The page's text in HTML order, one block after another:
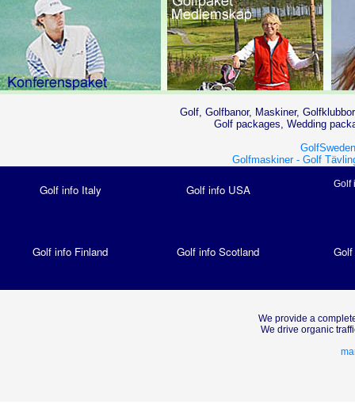
Golf, Golfbanor, Maskiner,
Golf packages, Wedding
Golfmaskiner - Golf
Golf info Italy Golf info USA Golf
Golf info Finland Golf info Scotland
We provide a
We drive organic